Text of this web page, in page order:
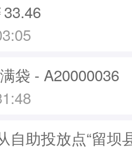
袋 - A20000036
自助投放点“留坝